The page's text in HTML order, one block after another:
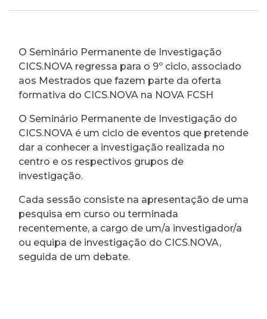
O Seminário Permanente de Investigação
CICS.NOVA regressa para o 9º ciclo, associado
aos Mestrados que fazem parte da oferta
formativa do CICS.NOVA na NOVA FCSH
O Seminário Permanente de Investigação do
CICS.NOVA é um ciclo de eventos que pretende
dar a conhecer a investigação realizada no
centro e os respectivos grupos de
investigação.
Cada sessão consiste na apresentação de uma
pesquisa em curso ou terminada
recentemente, a cargo de um/a investigador/a
ou equipa de investigação do CICS.NOVA,
seguida de um debate.